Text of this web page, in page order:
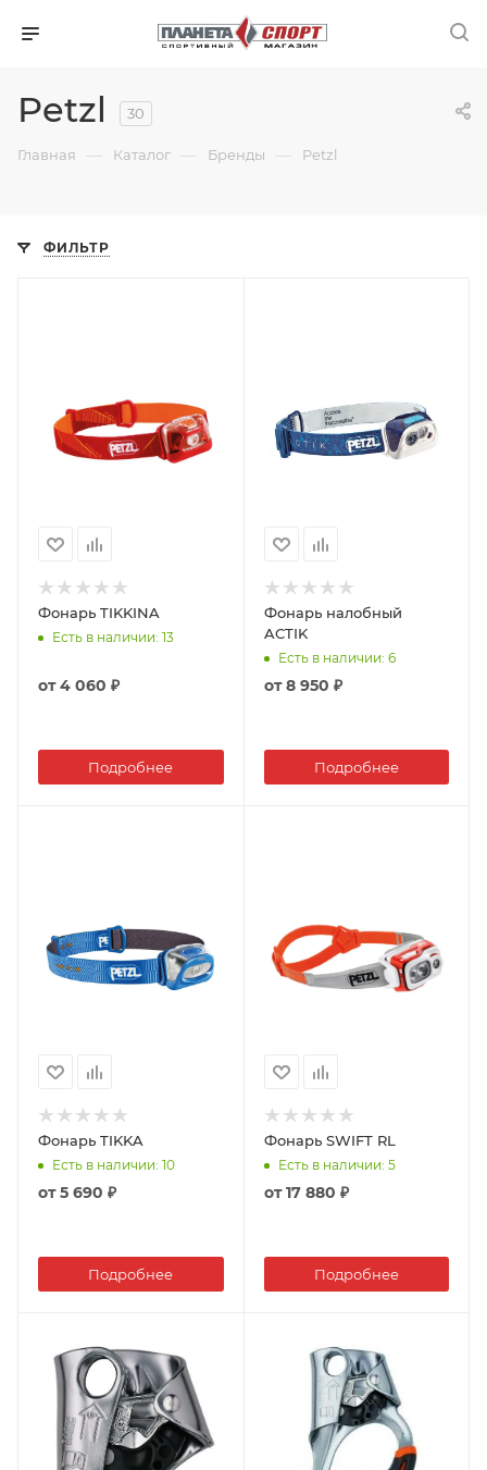
Petzl 30
Главная — Каталог — Бренды — Petzl
ФИЛЬТР
Фонарь TIKKINA
Есть в наличии: 13
от4 060 ₽
Подробнее
Фонарь налобный
ACTIK
Есть в наличии: 6
от8 950 ₽
Подробнее
Фонарь TIKKA
Есть в наличии: 10
от5 690 ₽
Подробнее
Фонарь SWIFT RL
Есть в наличии: 5
от17 880 ₽
Подробнее